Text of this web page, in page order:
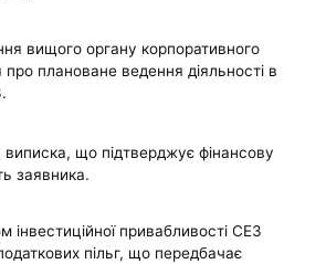
вищого органу корпоративного
про плановане ведення діяльності в
виписка, що підтверджує фінансову
заявника.
привабливості СЕЗ
пільг, що передбачає